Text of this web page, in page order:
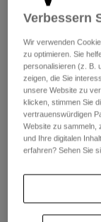
Brillen
Socken
Zubehör
Brillen
Socken
Taschen
Damen
T-Shirts & Tops
Hoodies und
Jacken
Hosen
Shirts
Alle anzeigen
Kinder
Moto
Helme
Jerseys
Hosen
Stiefel
Brillen
Ranger
Artikelnr.32057
Price reduced
€ 79,99to€
Verbessern
Wir verwenden
zu optimieren. Sie
personalisieren (z. B.
zeigen, die Sie
unsere Website zu
klicken, stimmen Sie
vertrauenswürdigen
Website zu sammeln,
und Ihre digitalen
erfahren? Sehen Sie